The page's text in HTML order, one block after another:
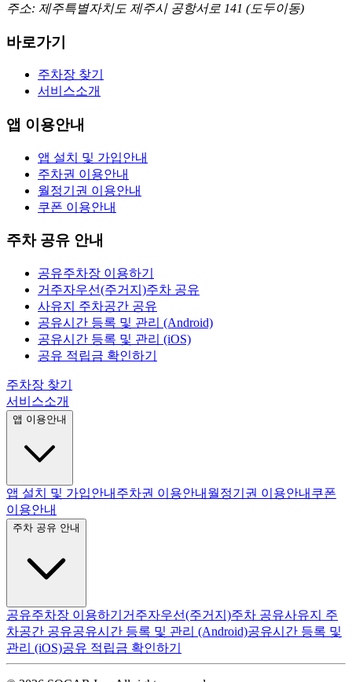
주소: 제주특별자치도 제주시 공항서로 141 (도두이동)
바로가기
주차장 찾기
서비스소개
앱 이용안내
앱 설치 및 가입안내
주차권 이용안내
월정기권 이용안내
쿠폰 이용안내
주차 공유 안내
공유주차장 이용하기
거주자우선(주거지)주차 공유
사유지 주차공간 공유
공유시간 등록 및 관리 (Android)
공유시간 등록 및 관리 (iOS)
공유 적립금 확인하기
주차장 찾기
서비스소개
앱 이용안내
앱 설치 및 가입안내 주차권 이용안내 월정기권 이용안내 쿠폰
이용안내
주차 공유 안내
공유주차장 이용하기 거주자우선(주거지)주차 공유사유지 주
차공간 공유공유시간 등록 및 관리 (Android)공유시간 등록 및
관리 (iOS)공유 적립금 확인하기